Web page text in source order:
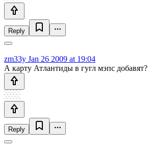
Reply
zm33y Jan 26 2009 at 19:04
А карту Атлантиды в гугл мэпс добавят?
Reply